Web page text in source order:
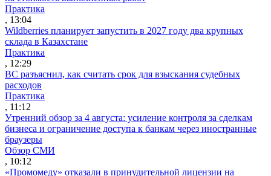
Практика
, 13:04
Wildberries планирует запустить в 2027 году два крупных
склада в Казахстане
Практика
, 12:29
ВС разъяснил, как считать срок для взыскания судебных
расходов
Практика
, 11:12
Утренний обзор за 4 августа: усиление контроля за сделкам
бизнеса и ограничение доступа к банкам через иностранные
браузеры
Обзор СМИ
, 10:12
«Промомеду» отказали в принудительной лицензии на